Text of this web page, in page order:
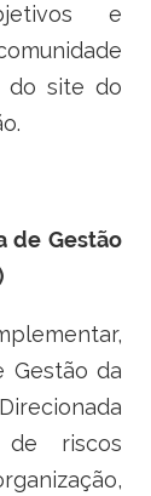
e
do site do
de Gestão
Gestão da
riscos